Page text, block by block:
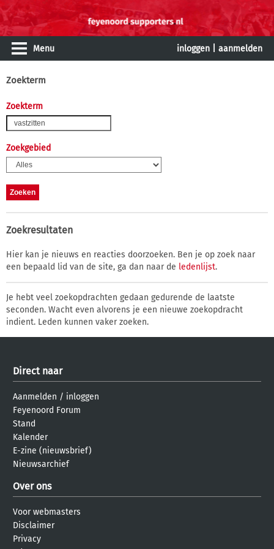
Menu inloggen aanmelden
Zoekterm
Zoekterm
Zoekgebied
Zoekresultaten
Hier kan je nieuws en reacties doorzoeken. Ben je op zoek naar
een bepaald lid van de site, ga dan naar de ledenlijst.
Je hebt veel zoekopdrachten gedaan gedurende de laatste
seconden. Wacht even alvorens je een nieuwe zoekopdracht
indient. Leden kunnen vaker zoeken.
Direct naar
Aanmelden / inloggen
Feyenoord Forum
Stand
Kalender
E-zine (nieuwsbrief)
Nieuwsarchief
Over ons
Voor webmasters
Disclaimer
Privacy